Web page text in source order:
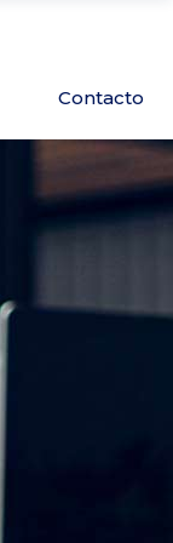
Contacto